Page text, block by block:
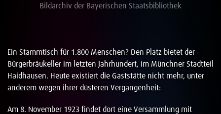
Bildarchiv der Bayerischen Staatsbibliothek
Ein Stammtisch für 1.800 Menschen? Den Platz bietet der
Bürgerbräukeller im letzten Jahrhundert, im Münchner Stadtteil
Haidhausen. Heute existiert die Gaststätte nicht mehr, unter
anderem wegen ihrer düsteren Vergangenheit:
Am 8. November 1923 findet dort eine Versammlung mit